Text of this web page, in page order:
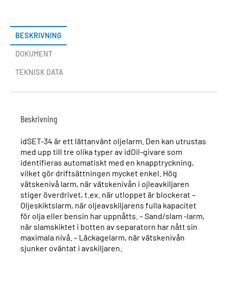
BESKRIVNING
DOKUMENT
TEKNISK DATA
Beskrivning
idSET-34 är ett lättanvänt oljelarm. Den kan utrustas
med upp till tre olika typer av idOil-givare som
identifieras automatiskt med en knapptryckning,
vilket gör driftsättningen mycket enkel. Hög
vätskenivå larm, när vätskenivån i ojleavkiljaren
stiger överdrivet, t.ex. när utloppet är blockerat –
Oljeskiktslarm, när oljeavskiljarens fulla kapacitet
för olja eller bensin har uppnåtts. – Sand/slam -larm,
när slamskiktet i botten av separatorn har nått sin
maximala nivå. – Läckagelarm, när vätskenivån
sjunker oväntat i avskiljaren.